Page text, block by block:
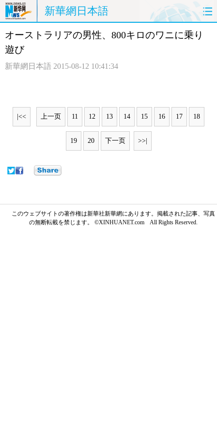
新華網日本語
ホームページ 政治 経済
中日対訳
オーストラリアの男性、800キロのワニに乗り
遊び
新華網日本語 2015-08-12 10:41:34
|<< 上一页 11 12 13 14 15 16 17 18
19 20 下一页 >>|
このウェブサイトの著作権は新華社新華網にあります。掲載された記事、写真
の無断転載を禁じます。 ©XINHUANET.com All Rights Reserved.